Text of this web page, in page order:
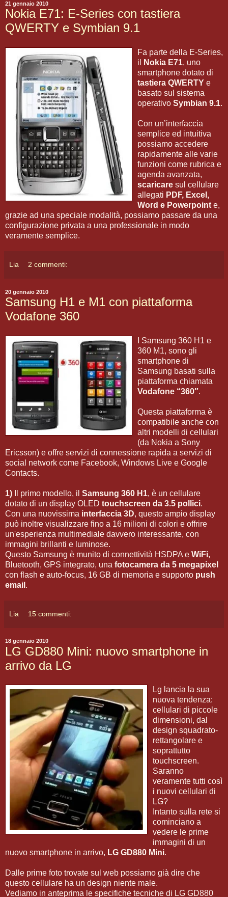
21 gennaio 2010
Nokia E71: E-Series con tastiera
QWERTY e Symbian 9.1
Fa parte della E-Series,
il
Nokia E71, uno
smartphone dotato di
tastiera QWERTY e
basato sul sistema
operativo Symbian 9.1.
Con un’interfaccia
semplice ed intuitiva
possiamo accedere
rapidamente alle varie
funzioni come rubrica e
agenda avanzata,
scaricare sul cellulare
allegati PDF, Excel,
Word e Powerpoint e,
grazie ad una speciale modalità, possiamo passare da una
configurazione privata a una professionale in modo
veramente semplice.
Lia 2 commenti:
20 gennaio 2010
Samsung H1 e M1 con piattaforma
Vodafone 360
I Samsung 360 H1 e
360 M1, sono gli
smartphone di
Samsung basati sulla
piattaforma chiamata
Vodafone “360″.
Questa piattaforma è
compatibile anche con
altri modelli di cellulari
(da Nokia a Sony
Ericsson) e offre servizi di connessione rapida a servizi di
social network come Facebook, Windows Live e Google
Contacts.
1) Il primo modello, il Samsung 360 H1, è un cellulare
dotato di un display OLED touchscreen da 3.5 pollici.
Con una nuovissima interfaccia 3D, questo ampio display
può inoltre visualizzare fino a 16 milioni di colori e offrire
un'esperienza multimediale davvero interessante, con
immagini brillanti e luminose.
Questo Samsung è munito di connettività HSDPA e WiFi,
Bluetooth, GPS integrato, una fotocamera da 5 megapixel
con flash e auto-focus, 16 GB di memoria e supporto push
email .
Lia 15 commenti:
18 gennaio 2010
LG GD880 Mini: nuovo smartphone in
arrivo da LG
Lg lancia la sua
nuova tendenza:
cellulari di piccole
dimensioni, dal
design squadrato-
rettangolare e
soprattutto
touchscreen.
Saranno
veramente tutti così
i nuovi cellulari di
LG?
Intanto sulla rete si
cominciano a
vedere le prime
immagini di un
nuovo smartphone in arrivo, LG GD880 Mini.
Dalle prime foto trovate sul web possiamo già dire che
questo cellulare ha un design niente male.
Vediamo in anteprima le specifiche tecniche di LG GD880